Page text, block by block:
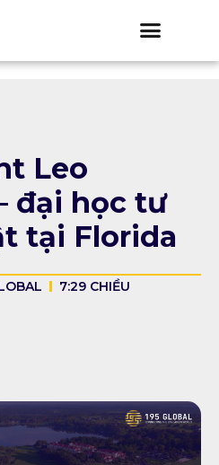
Leo
đại học tư
tại Florida
7:29 CHIỀU